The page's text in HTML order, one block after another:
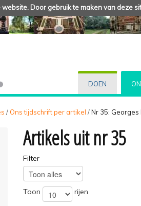
Door gebruik te maken van deze
DOEN
/ Ons tijdschrift per artikel /Nr 35:
Artikels uit nr 35
Filter
Toon rijen